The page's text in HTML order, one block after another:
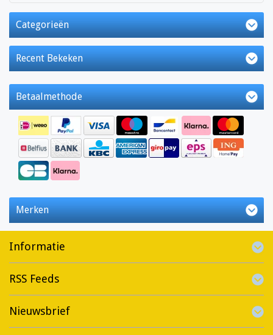
Categorieën
Recent Bekeken
Betaalmethode
Merken
Informatie
RSS Feeds
Nieuwsbrief